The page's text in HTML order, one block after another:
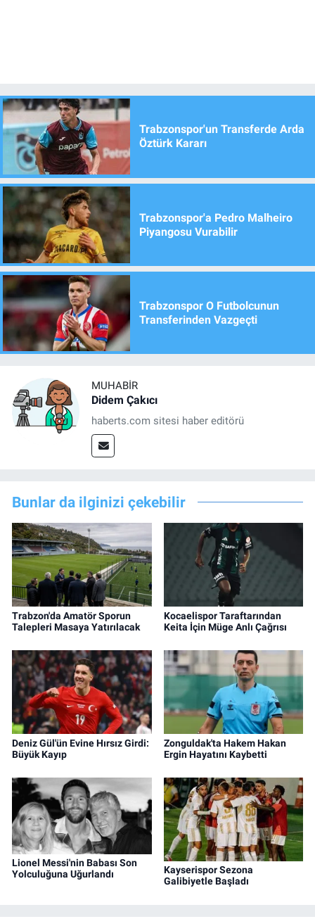
Trabzonspor'un Transferde Arda
Öztürk Kararı
Trabzonspor'a Pedro Malheiro
Piyangosu Vurabilir
Trabzonspor O Futbolcunun
Transferinden Vazgeçti
MUHABIR
Didem Çakıcı
haberts.com sitesi haber editörü
Bunlar da ilginizi çekebilir
Trabzon'da Amatör Sporun
Talepleri Masaya Yatırılacak
Kocaelispor Taraftarından
Keita İçin Müge Anlı Çağrısı
Deniz Gül'ün Evine Hırsız Girdi:
Büyük Kayıp
Zonguldak'ta Hakem Hakan
Ergin Hayatını Kaybetti
Lionel Messi'nin Babası Son
Yolculuğuna Uğurlandı
Kayserispor Sezona
Galibiyetle Başladı